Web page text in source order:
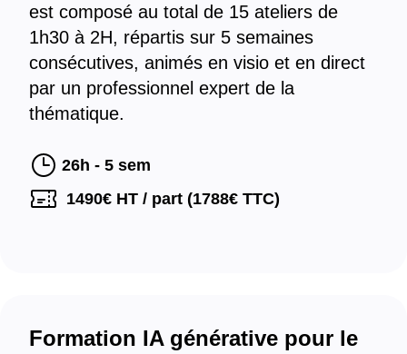
est composé au total de 15 ateliers de
1h30 à 2H, répartis sur 5 semaines
consécutives, animés en visio et en direct
par un professionnel expert de la
thématique.
26h - 5 sem
1490€ HT / part (1788€ TTC)
Formation IA générative pour le